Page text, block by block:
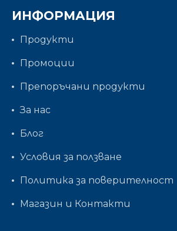
ИНФОРМАЦИЯ
Продукти
Промоции
Препоръчани продукти
За нас
Блог
Условия за ползване
Политика за поверителност
Магазин и Контакти